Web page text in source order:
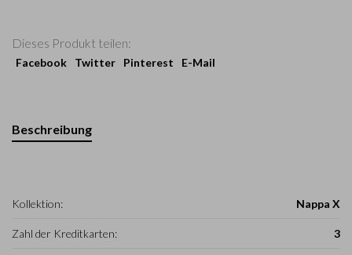
Dieses Produkt teilen:
Facebook Twitter Pinterest E-Mail
Beschreibung
Kollektion: Nappa X
Zahl der Kreditkarten: 3